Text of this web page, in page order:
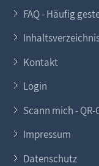
FAQ - Häufig
Kontakt
Login
Scann mich -
Impressum
Datenschutz